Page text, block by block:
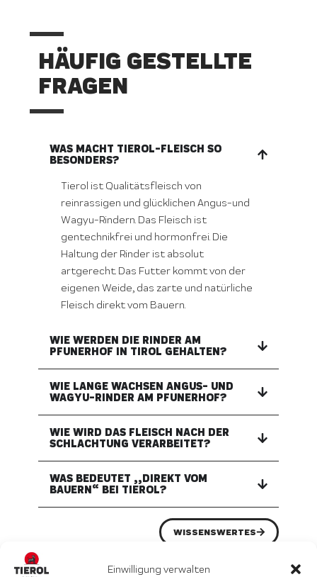
Einwilligung verwalten
HÄUFIG GESTELLTE
FRAGEN
WAS MACHT TIEROL-FLEISCH SO
BESONDERS?
Tierol ist Qualitätsfleisch von
reinrassigen und glücklichen Angus-und
Wagyu-Rindern. Das Fleisch ist
gentechnikfrei und hormonfrei. Die
Haltung der Rinder ist absolut
artgerecht. Das Futter kommt von der
eigenen Weide, das zarte und natürliche
Fleisch direkt vom Bauern.
WIE WERDEN DIE RINDER AM
PFUNERHOF IN TIROL GEHALTEN?
WIE LANGE WACHSEN ANGUS- UND
WAGYU-RINDER AM PFUNERHOF?
WIE WIRD DAS FLEISCH NACH DER
SCHLACHTUNG VERARBEITET?
WAS BEDEUTET „„DIREKT VOM
BAUERN“ BEI TIEROL?
WISSENSWERTES